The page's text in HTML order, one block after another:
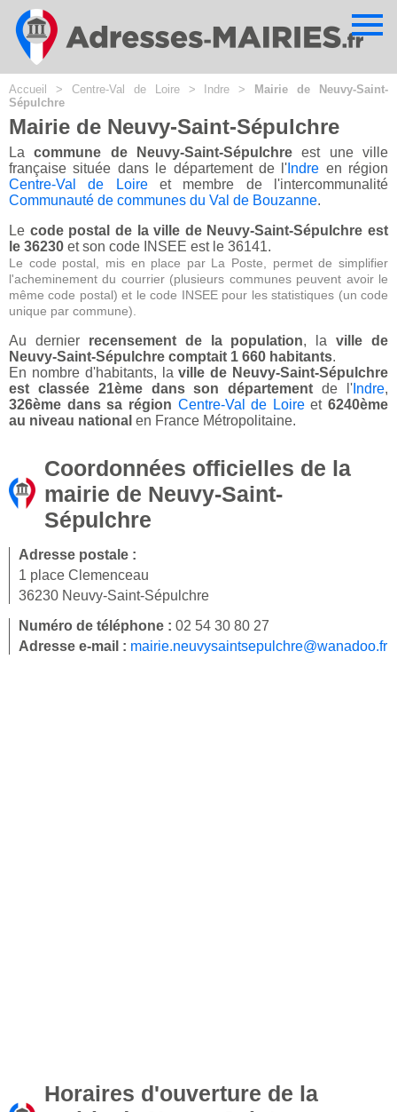
Accueil > Centre-Val de Loire> Indre >
Mairie de Neuvy-Saint-
Sépulchre
Mairie de Neuvy-Saint-Sépulchre
Lacommune de Neuvy-Saint-Sépulchre est une ville
française située dans le département de l' Indre en région
Centre-Val de Loireet membre de l'intercommunalité
Communauté de communes du Val de Bouzanne.
Le code postal de la ville de Neuvy-Saint-Sépulchre est
le 36230 et son code INSEE est le 36141.
Le code postal, mis en place par La Poste, permet de simplifier
l'acheminement du courrier (plusieurs communes peuvent avoir le
même code postal) et le code INSEE pour les statistiques (un code
unique par commune).
Au dernier recensement de la population, laville de
Neuvy-Saint-Sépulchre comptait 1 660 habitants.
En nombre d'habitants, laville de Neuvy-Saint-Sépulchre
est classée 21ème dans son département de l' Indre,
326ème dans sa région Centre-Val de Loireet 6240ème
au niveau national en France Métropolitaine.
Coordonnées officielles de la
mairie de Neuvy-Saint-
Sépulchre
Adresse postale :
1 place Clemenceau
36230 Neuvy-Saint-Sépulchre
Numéro de téléphone : 02 54 30 80 27
Adresse e-mail : mairie.neuvysaintsepulchre@wanadoo.fr
Horaires d'ouverture de la
Cookies management panel